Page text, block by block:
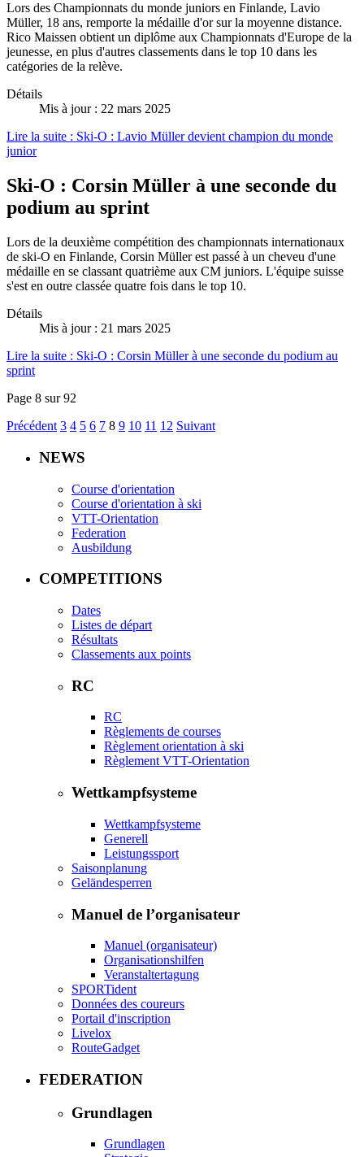
Lors des Championnats du monde juniors en Finlande, Lavio
Müller, 18 ans, remporte la médaille d'or sur la moyenne distance.
Rico Maissen obtient un diplôme aux Championnats d'Europe de la
jeunesse, en plus d'autres classements dans le top 10 dans les
catégories de la relève.
Détails
Mis à jour : 22 mars 2025
Lire la suite : Ski-O : Lavio Müller devient champion du monde
junior
Ski-O : Corsin Müller à une seconde du
podium au sprint
Lors de la deuxième compétition des championnats internationaux
de ski-O en Finlande, Corsin Müller est passé à un cheveu d'une
médaille en se classant quatrième aux CM juniors. L'équipe suisse
s'est en outre classée quatre fois dans le top 10.
Détails
Mis à jour : 21 mars 2025
Lire la suite : Ski-O : Corsin Müller à une seconde du podium au
sprint
Page 8 sur 92
Précédent 3 4 5 6 7 8 9 10 11 12 Suivant
NEWS
Course d'orientation
Course d'orientation à ski
VTT-Orientation
Federation
Ausbildung
COMPETITIONS
Dates
Listes de départ
Résultats
Classements aux points
RC
RC
Règlements de courses
Règlement orientation à ski
Règlement VTT-Orientation
Wettkampfsysteme
Wettkampfsysteme
Generell
Leistungssport
Saisonplanung
Geländesperren
Manuel de l’organisateur
Manuel (organisateur)
Organisationshilfen
Veranstaltertagung
SPORTident
Données des coureurs
Portail d'inscription
Livelox
RouteGadget
FEDERATION
Grundlagen
Grundlagen